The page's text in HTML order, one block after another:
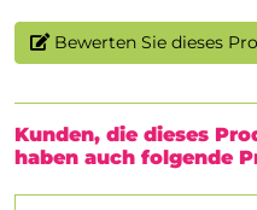
Bewerten Sie dieses
Kunden, die dieses
haben auch folgende